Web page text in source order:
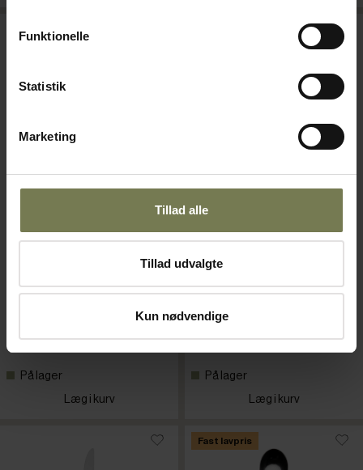
Funktionelle
Statistik
Marketing
Tillad alle
Tillad udvalgte
Kun nødvendige
spiseske med skaft af
På lager
Læg i kurv
Varenr: 25580320
Din pris (ekskl. moms)
På lager
Læg i kurv
Fast lavpris